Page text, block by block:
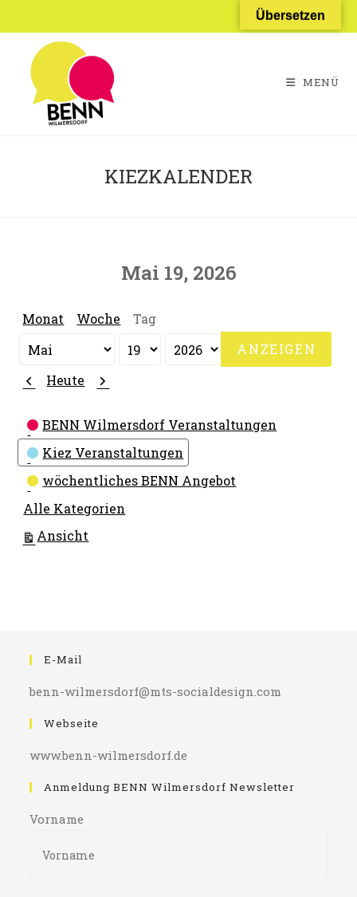
Inhalt
springen
MENÜ
KIEZKALENDER
Mai 19, 2026
Monat Woche Tag
Monat
Tag
Jahr
Zurück
Heute Weiter
Kategorien
BENN Wilmersdorf Veranstaltungen
Kiez Veranstaltungen
wöchentliches BENN Angebot
Alle Kategorien
Ansicht
E-Mail
benn-wilmersdorf@mts-socialdesign.com
Webseite
www.benn-wilmersdorf.de
Anmeldung BENN Wilmersdorf Newsletter
Vorname
Übersetzen